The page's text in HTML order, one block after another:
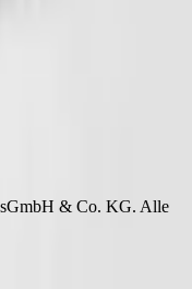
& Co. KG. Alle